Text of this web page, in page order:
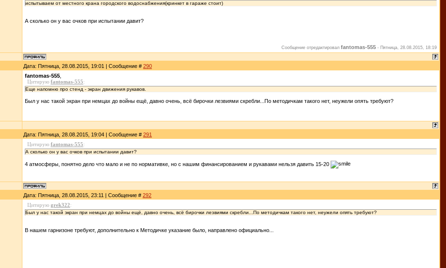
испытываем от местного крана городского водоснабжения(кринкет в гараже стоит)
А сколько он у вас очков при испытании давит?
Сообщение отредактировал fantomas-555 - Пятница, 28.08.2015, 18:19
Дата: Пятница, 28.08.2015, 19:01 | Сообщение # 290
fantomas-555
Цитирую fantomas-555:
Еще напомню про стенд - экран движения рукавов.
Был у нас такой экран при немцах до войны ещё, давно очень, всё бирочки лезвиями скребли...По методичкам такого нет, неужели опять требуют?
Дата: Пятница, 28.08.2015, 19:04 | Сообщение # 291
Цитирую fantomas-555:
А сколько он у вас очков при испытании давит?
4 атмосферы, понятно дело что мало и не по нормативке, но с нашим финансированием и рукавами нельзя давить 15-20
Дата: Пятница, 28.08.2015, 23:11 | Сообщение # 292
Цитирую grek322:
Был у нас такой экран при немцах до войны ещё, давно очень, всё бирочки лезвиями скребли...По методичкам такого нет, неужели опять требуют?
В нашем гарнизоне требуют, дополнительно к Методичке указание было, направлено официально...